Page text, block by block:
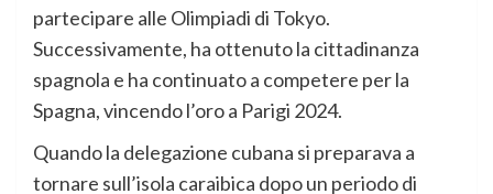
partecipare alle Olimpiadi di Tokyo.
Successivamente, ha ottenuto la cittadinanza
spagnola e ha continuato a competere per la
Spagna, vincendo l’oro a Parigi 2024.
Quando la delegazione cubana si preparava a
tornare sull’isola caraibica dopo un periodo di